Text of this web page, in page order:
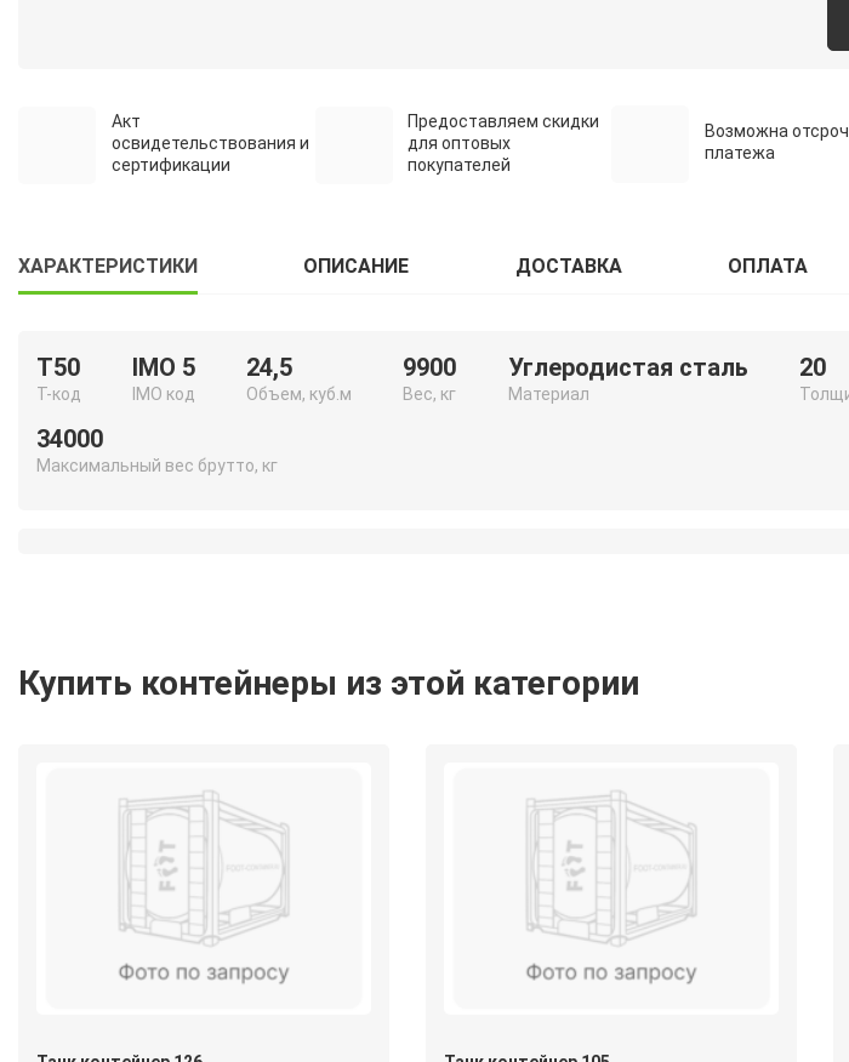
Акт
освидетельствования и
сертификации
Предоставляем скидки
для оптовых
покупателей
Возможна
платежа
ХАРАКТЕРИСТИКИ ОПИСАНИЕ ДОСТАВКА ОПЛАТА
Т50
Т-код
IMO 5
IMO код
24,5
Объем, куб.м
9900
Вес, кг
Углеродистая сталь
Материал
20
34000
Максимальный вес брутто, кг
Купить контейнеры из этой категории